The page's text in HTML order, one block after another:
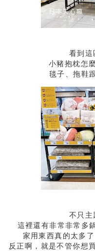
看到這
小豬抱枕怎
毯子、拖鞋
不只主
這裡還有非常非常多
家用東西真的太多
反正啊，就是不管你想